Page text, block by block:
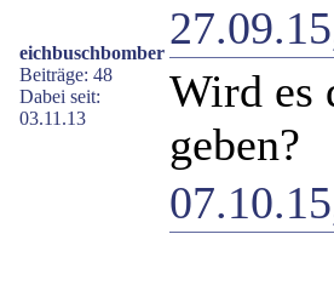
eichbuschbomber
Beiträge: 48
Dabei seit:
03.11.13
Wird es
geben?